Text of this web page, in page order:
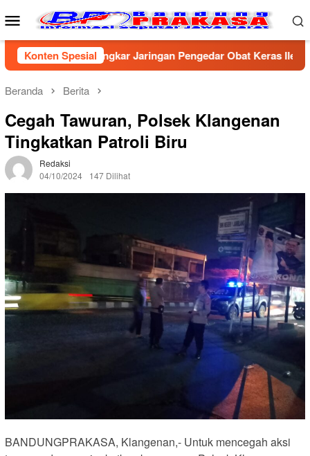
ke
Menu
Mobile
Konten Spesial
Bongkar Jaringan Pengedar Obat Keras Ilegal, Dua
Beranda Berita
Cegah Tawuran, Polsek Klangenan
Tingkatkan Patroli Biru
Redaksi
04/10/2024
147 Dilihat
BANDUNGPRAKASA, Klangenan,- Untuk mencegah aksi